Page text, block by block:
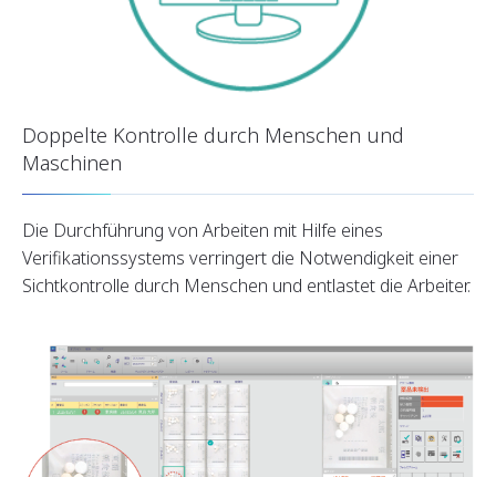
Doppelte Kontrolle durch Menschen und
Maschinen
Die Durchführung von Arbeiten mit Hilfe eines
Verifikationssystems verringert die Notwendigkeit einer
Sichtkontrolle durch Menschen und entlastet die Arbeiter.